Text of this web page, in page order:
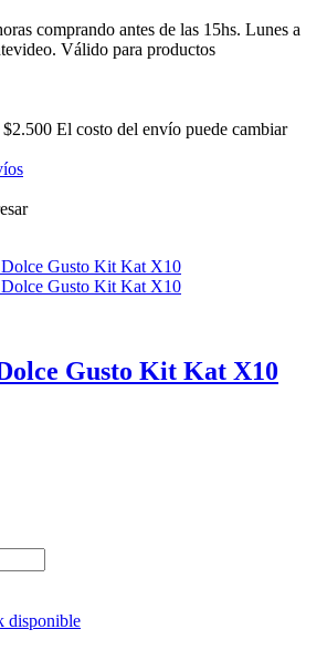
comprando antes de las 15hs. Lunes a
Válido para productos
El costo del envío puede cambiar
Gusto Kit Kat X10
disponible